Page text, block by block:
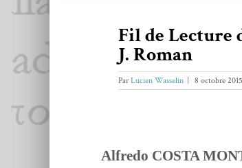
Fil de Lecture
J. Roman
ParLucien Wasselin 8 octobre 2015
Alfre­do COSTA